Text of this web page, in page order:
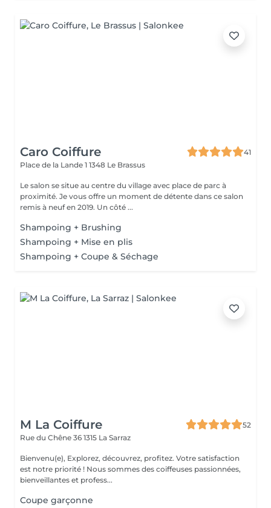
Caro Coiffure
41
Place de la Lande 1 1348 Le Brassus
Le salon se situe au centre du village avec place de parc à
proximité. Je vous offre un moment de détente dans ce salon
remis à neuf en 2019. Un côté ...
Shampoing + Brushing
Shampoing + Mise en plis
Shampoing + Coupe & Séchage
M La Coiffure
52
Rue du Chêne 36 1315 La Sarraz
Bienvenu(e), Explorez, découvrez, profitez. Votre satisfaction
est notre priorité ! Nous sommes des coiffeuses passionnées,
bienveillantes et profess...
Coupe garçonne